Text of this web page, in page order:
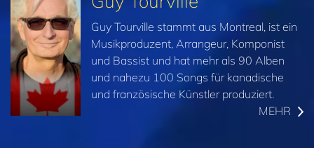
Guy Tourville stammt aus Montreal, ist ein
Musikproduzent, Arrangeur, Komponist
und Bassist und hat mehr als 90 Alben
und nahezu 100 Songs für kanadische
und französische Künstler produziert.
MEHR